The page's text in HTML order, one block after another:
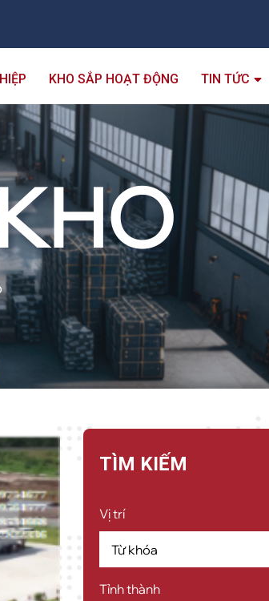
KHO SẮP HOẠT ĐỘNG TIN TỨC
TÌM KIẾM
Vị trí
Tỉnh thành